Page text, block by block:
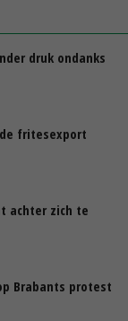
druk ondanks
fritesexport
achter zich te
Brabants protest